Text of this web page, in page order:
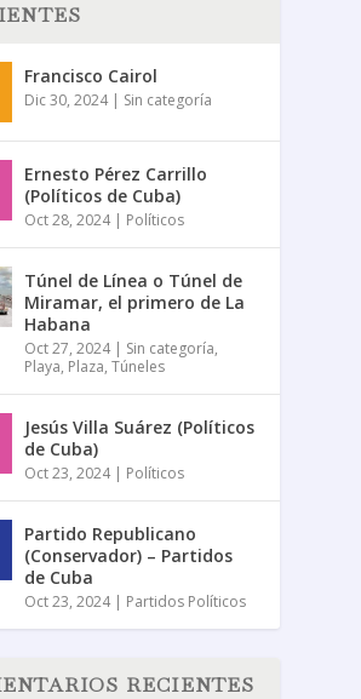
Francisco Cairol
Dic 30, 2024| Sin categoría
Ernesto Pérez Carrillo
(Políticos de Cuba)
Oct 28, 2024| Políticos
Túnel de Línea o Túnel de
Miramar, el primero de La
Habana
Oct 27, 2024| Sin categoría,
Playa, Plaza,Túneles
Jesús Villa Suárez (Políticos
de Cuba)
Oct 23, 2024| Políticos
Partido Republicano
(Conservador) – Partidos
de Cuba
Oct 23, 2024| Partidos Políticos
RECIENTES